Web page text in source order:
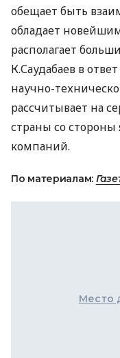
обещает быть
обладает
располагает
К.Саудабаев в
научно-
рассчитывает на
страны со стороны
компаний.
По материалам:
Место